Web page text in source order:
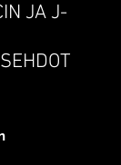
JA J-